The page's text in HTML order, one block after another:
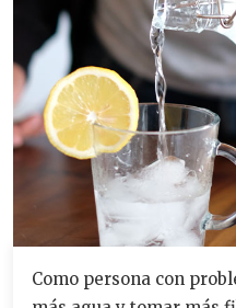
Como persona con